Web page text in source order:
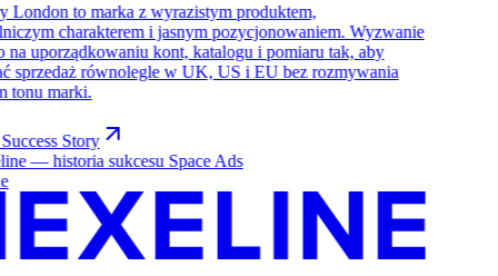
London to marka z wyrazistym produktem,
charakterem i jasnym pozycjonowaniem. Wyzwanie
na uporządkowaniu kont, katalogu i pomiaru tak, aby
sprzedaż równolegle w UK, US i EU bez rozmywania
tonu marki.
Story